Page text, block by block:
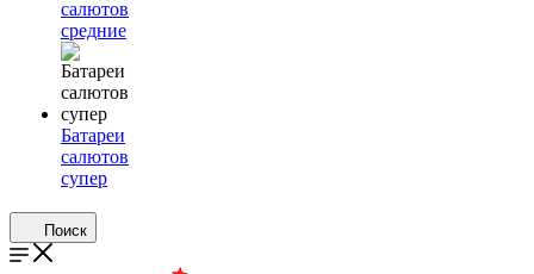
салютов
средние
Батареи
салютов
супер
Поиск